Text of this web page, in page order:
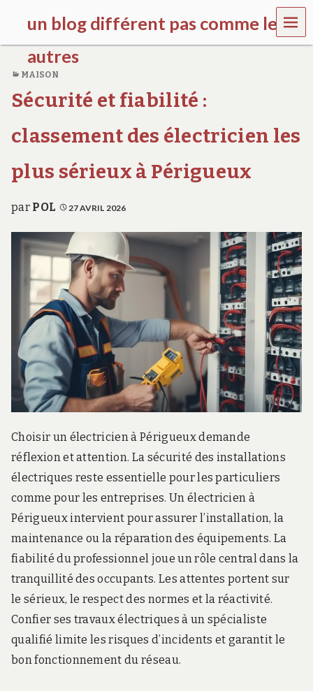
un blog différent pas comme les
autres
d
c
h
d
e
.
o
MEN
U
MAISON
Sécurité et fiabilité :
classement des électricien les
plus sérieux à Périgueux
par POL 27 AVRIL 2026
Choisir un électricien à Périgueux demande
réflexion et attention. La sécurité des installations
électriques reste essentielle pour les particuliers
comme pour les entreprises. Un électricien à
Périgueux intervient pour assurer l’installation, la
maintenance ou la réparation des équipements. La
fiabilité du professionnel joue un rôle central dans la
tranquillité des occupants. Les attentes portent sur
le sérieux, le respect des normes et la réactivité.
Confier ses travaux électriques à un spécialiste
qualifié limite les risques d’incidents et garantit le
bon fonctionnement du réseau.